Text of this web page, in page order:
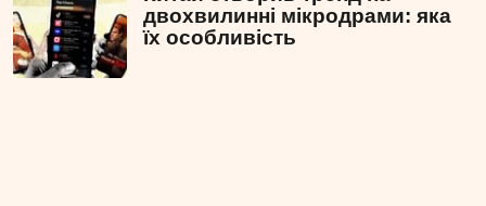
двохвилинні мікродрами: яка
їх особливість